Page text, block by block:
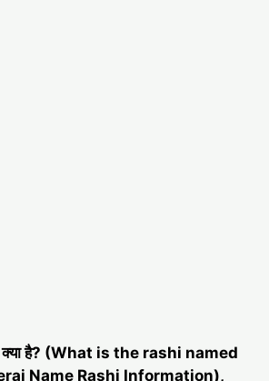
है? (What is the rashi named
Name Rashi Information),